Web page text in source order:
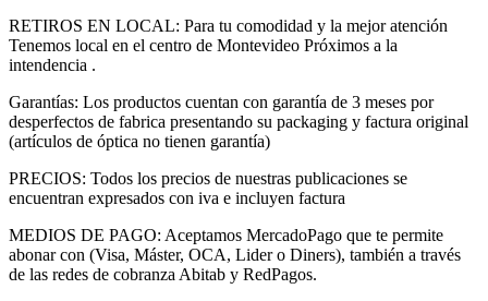
RETIROS EN LOCAL: Para tu comodidad y la mejor atención
Tenemos local en el centro de Montevideo Próximos a la
intendencia .
Garantías: Los productos cuentan con garantía de 3 meses por
desperfectos de fabrica presentando su packaging y factura original
(artículos de óptica no tienen garantía)
PRECIOS: Todos los precios de nuestras publicaciones se
encuentran expresados con iva e incluyen factura
MEDIOS DE PAGO: Aceptamos MercadoPago que te permite
abonar con (Visa, Máster, OCA, Lider o Diners), también a través
de las redes de cobranza Abitab y RedPagos.